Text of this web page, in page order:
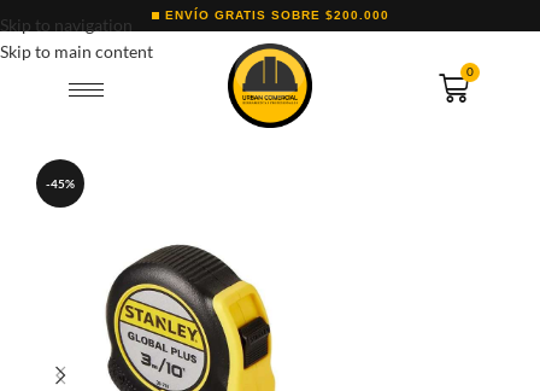
Skip to navigation
Skip to main content
ENVÍO GRATIS SOBRE $200.000
0
-45%